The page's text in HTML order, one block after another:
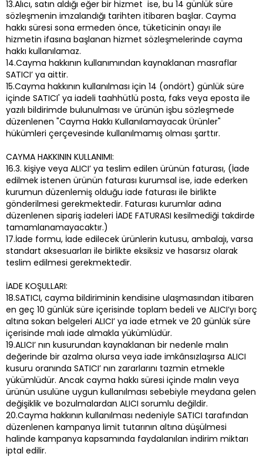
13.Alıcı, satın aldığı eğer bir hizmet ise, bu 14 günlük süre
sözleşmenin imzalandığı tarihten itibaren başlar. Cayma
hakkı süresi sona ermeden önce, tüketicinin onayı ile
hizmetin ifasına başlanan hizmet sözleşmelerinde cayma
hakkı kullanılamaz.
14.Cayma hakkının kullanımından kaynaklanan masraflar
SATICI’ ya aittir.
15.Cayma hakkının kullanılması için 14 (ondört) günlük süre
içinde SATICI' ya iadeli taahhütlü posta, faks veya eposta ile
yazılı bildirimde bulunulması ve ürünün işbu sözleşmede
düzenlenen "Cayma Hakkı Kullanılamayacak Ürünler"
hükümleri çerçevesinde kullanılmamış olması şarttır.
CAYMA HAKKININ KULLANIMI:
16.3. kişiye veya ALICI’ ya teslim edilen ürünün faturası, (İade
edilmek istenen ürünün faturası kurumsal ise, iade ederken
kurumun düzenlemiş olduğu iade faturası ile birlikte
gönderilmesi gerekmektedir. Faturası kurumlar adına
düzenlenen sipariş iadeleri İADE FATURASI kesilmediği takdirde
tamamlanamayacaktır.)
17.İade formu, İade edilecek ürünlerin kutusu, ambalajı, varsa
standart aksesuarları ile birlikte eksiksiz ve hasarsız olarak
teslim edilmesi gerekmektedir.
İADE KOŞULLARI:
18.SATICI, cayma bildiriminin kendisine ulaşmasından itibaren
en geç 10 günlük süre içerisinde toplam bedeli ve ALICI’yı borç
altına sokan belgeleri ALICI’ ya iade etmek ve 20 günlük süre
içerisinde malı iade almakla yükümlüdür.
19.ALICI’ nın kusurundan kaynaklanan bir nedenle malın
değerinde bir azalma olursa veya iade imkânsızlaşırsa ALICI
kusuru oranında SATICI’ nın zararlarını tazmin etmekle
yükümlüdür. Ancak cayma hakkı süresi içinde malın veya
ürünün usulüne uygun kullanılması sebebiyle meydana gelen
değişiklik ve bozulmalardan ALICI sorumlu değildir.
20.Cayma hakkının kullanılması nedeniyle SATICI tarafından
düzenlenen kampanya limit tutarının altına düşülmesi
halinde kampanya kapsamında faydalanılan indirim miktarı
iptal edilir.